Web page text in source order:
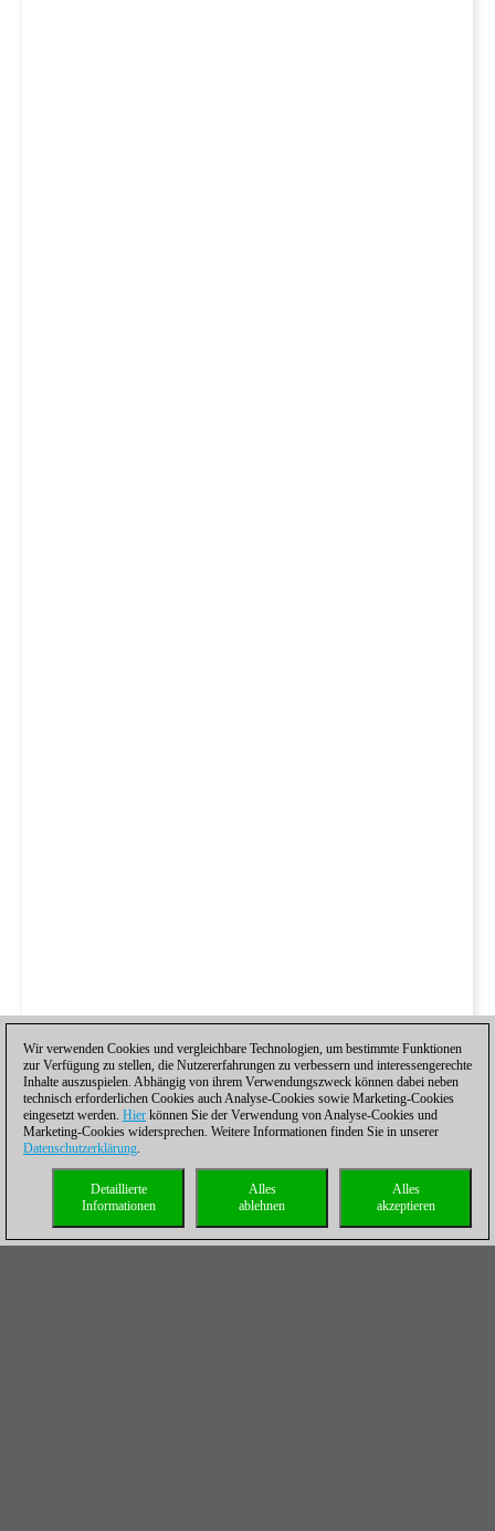
Wir verwenden Cookies und vergleichbare Technologien, um bestimmte Funktionen
zur Verfügung zu stellen, die Nutzererfahrungen zu verbessern und interessengerechte
Inhalte auszuspielen. Abhängig von ihrem Verwendungszweck können dabei neben
technisch erforderlichen Cookies auch Analyse-Cookies sowie Marketing-Cookies
eingesetzt werden. Hier können Sie der Verwendung von Analyse-Cookies und
Marketing-Cookies widersprechen. Weitere Informationen finden Sie in unserer
Datenschutzerklärung.
Alles
akzeptieren
Alles
ablehnen
Detaillierte
Informationen